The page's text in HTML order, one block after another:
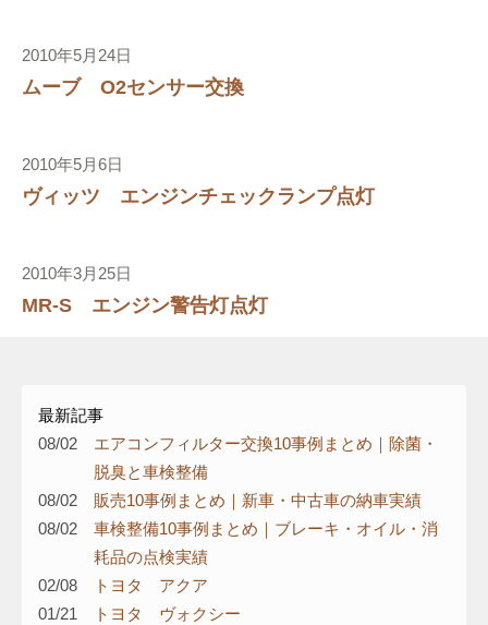
2010年5月24日
ムーブ O2センサー交換
2010年5月6日
ヴィッツ エンジンチェックランプ点灯
2010年3月25日
MR-S エンジン警告灯点灯
最新記事
08/02
エアコンフィルター交換10事例まとめ｜除菌・
脱臭と車検整備
08/02
販売10事例まとめ｜新車・中古車の納車実績
08/02
車検整備10事例まとめ｜ブレーキ・オイル・消
耗品の点検実績
02/08
トヨタ アクア
01/21
トヨタ ヴォクシー